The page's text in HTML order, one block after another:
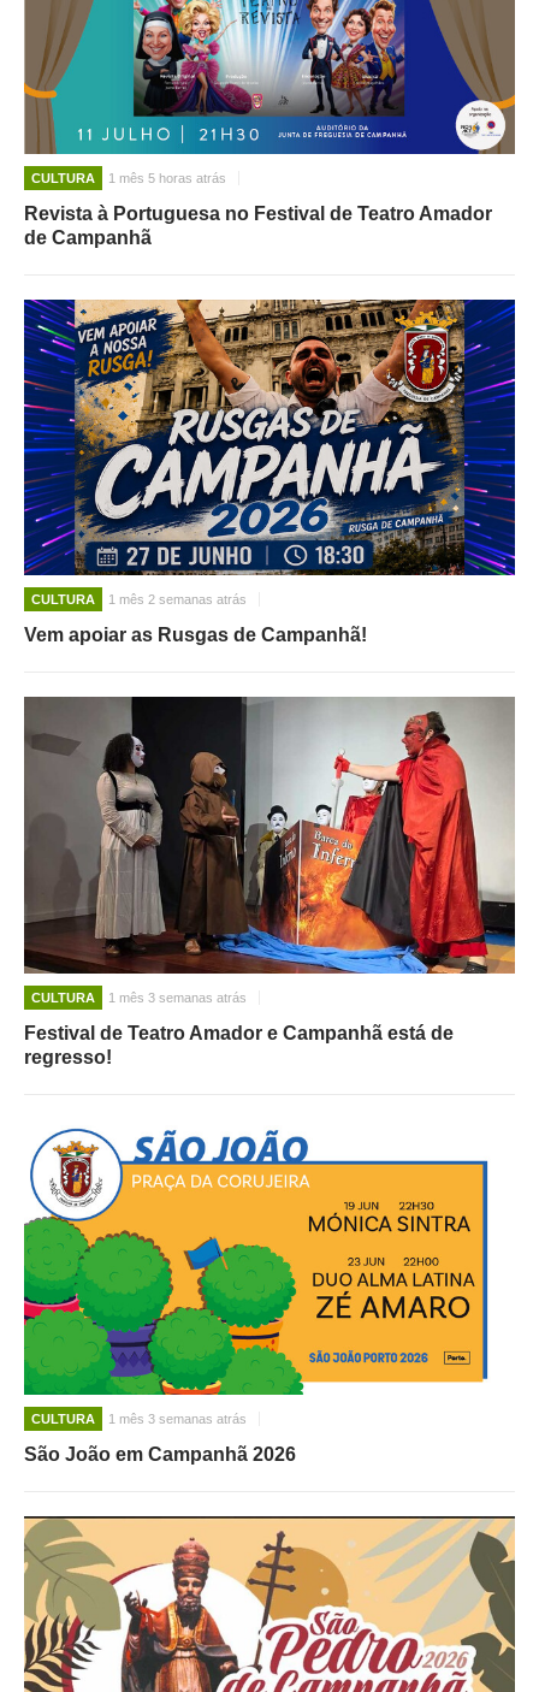
CULTURA 1 mês 5 horas atrás
Revista à Portuguesa no Festival de Teatro Amador
de Campanhã
CULTURA 1 mês 2 semanas atrás
Vem apoiar as Rusgas de Campanhã!
CULTURA 1 mês 3 semanas atrás
Festival de Teatro Amador e Campanhã está de
regresso!
CULTURA 1 mês 3 semanas atrás
São João em Campanhã 2026